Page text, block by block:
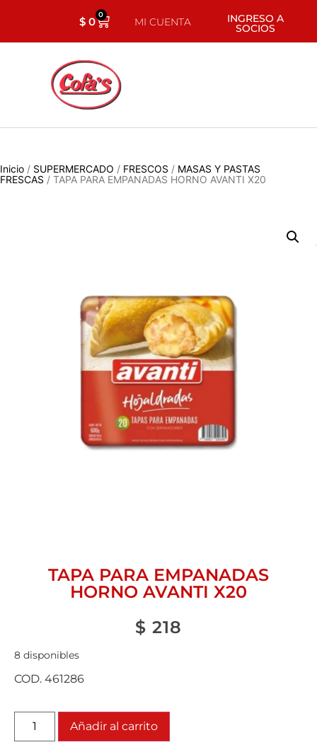
$0 0
MI CUENTA INGRESO A
SOCIOS
Inicio / SUPERMERCADO / FRESCOS / MASAS Y PASTAS
FRESCAS / TAPA PARA EMPANADAS HORNO AVANTI X20
TAPA PARA EMPANADAS
HORNO AVANTI X20
$ 218
8 disponibles
COD. 461286
Añadir al carrito